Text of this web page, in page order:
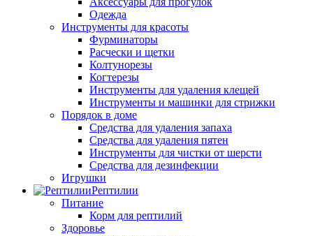
Одежда
Инструменты для красоты
Фурминаторы
Расчески и щетки
Колтунорезы
Когтерезы
Инструменты для удаления клещей
Инструменты и машинки для стрижки
Порядок в доме
Средства для удаления запаха
Средства для удаления пятен
Инструменты для чистки от шерсти
Средства для дезинфекции
Игрушки
Рептилии
Питание
Корм для рептилий
Здоровье